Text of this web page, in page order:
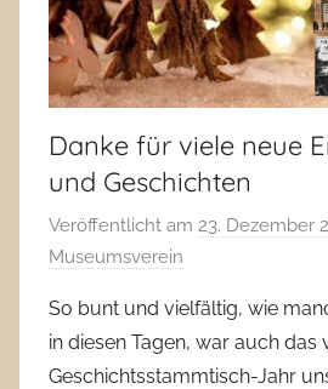
Danke für viele neue
und Geschichten
Veröffentlicht am 23. Dezember
Museumsverein
So bunt und vielfältig, wie
in diesen Tagen, war auch das
Geschichtsstammtisch-Jahr